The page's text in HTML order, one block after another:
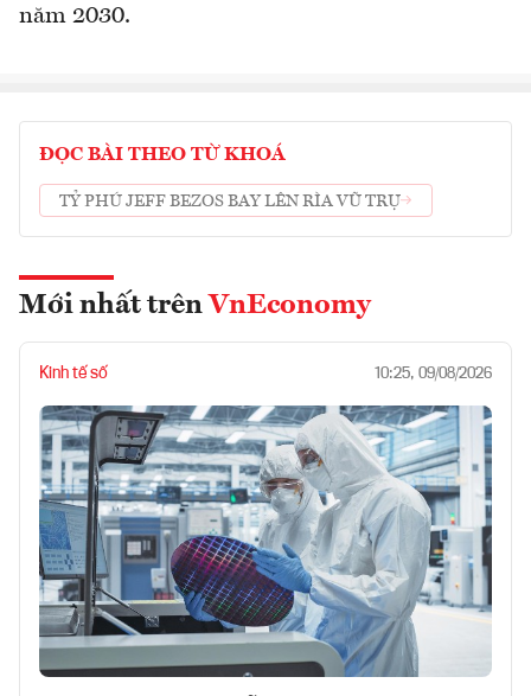
năm 2030.
ĐỌC BÀI THEO TỪ KHOÁ
TỶ PHÚ JEFF BEZOS BAY LÊN RÌA VŨ TRỤ
Mới nhất trên VnEconomy
Kinh tế số 10:25, 09/08/2026